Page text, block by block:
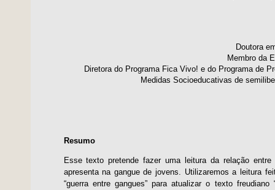
Doutora
Membro da
Diretora do Programa Fica Vivo! e do Programa de
Medidas Socioeducativas de
Resumo
Esse texto pretende fazer uma leitura da relação
apresenta na gangue de jovens. Utilizaremos a leitura
“guerra entre gangues” para atualizar o texto